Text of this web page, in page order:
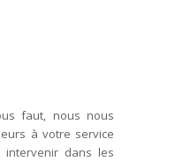
faut, nous nous
à votre service
dans les